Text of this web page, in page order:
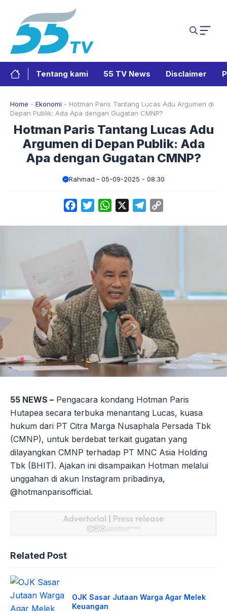
Tentang kami 55 TV News Disclaimer
Home - Ekonomi - Hotman Paris Tantang Lucas Adu Argumen di
Depan Publik: Ada Apa dengan Gugatan CMNP?
Hotman Paris Tantang Lucas Adu
Argumen di Depan Publik: Ada
Apa dengan Gugatan CMNP?
Rahmad 05-09-2025 - 08.30
FacebookTwitterWhatsApp Telegram
55 NEWS – Pengacara kondang Hotman Paris
Hutapea secara terbuka menantang Lucas, kuasa
hukum dari PT Citra Marga Nusaphala Persada Tbk
(CMNP), untuk berdebat terkait gugatan yang
dilayangkan CMNP terhadap PT MNC Asia Holding
Tbk (BHIT). Ajakan ini disampaikan Hotman melalui
unggahan di akun Instagram pribadinya,
@hotmanparisofficial.
Related Post
OJK Sasar Jutaan Warga Agar Melek
Keuangan